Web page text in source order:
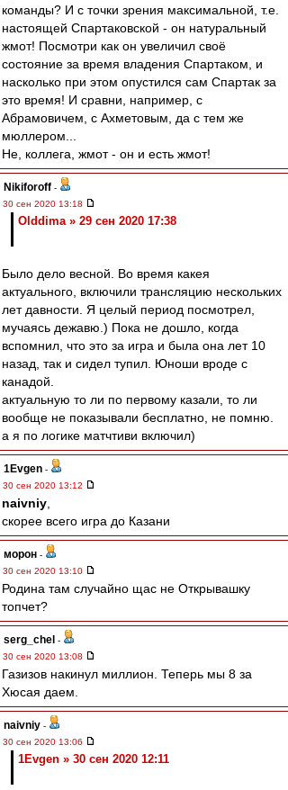
команды? И с точки зрения максимальной, т.е.
настоящей Спартаковской - он натуральный
жмот! Посмотри как он увеличил своё
состояние за время владения Спартаком, и
насколько при этом опустился сам Спартак за
это время! И сравни, например, с
Абрамовичем, с Ахметовым, да с тем же
мюллером...
Не, коллега, жмот - он и есть жмот!
Nikiforoff -
30 сен 2020 13:18
Olddima » 29 сен 2020 17:38
Было дело весной. Во время какея
актуального, включили трансляцию нескольких
лет давности. Я целый период посмотрел,
мучаясь дежавю.) Пока не дошло, когда
вспомнил, что это за игра и была она лет 10
назад, так и сидел тупил. Юноши вроде с
канадой.
актуальную то ли по первому казали, то ли
вообще не показывали бесплатно, не помню.
а я по логике матчтиви включил)
1Evgen -
30 сен 2020 13:12
naivniy
скорее всего игра до Казани
морон -
30 сен 2020 13:10
Родина там случайно щас не Открывашку
топчет?
serg_chel -
30 сен 2020 13:08
Газизов накинул миллион. Теперь мы 8 за
Хюсая даем.
naivniy -
30 сен 2020 13:06
1Evgen » 30 сен 2020 12:11